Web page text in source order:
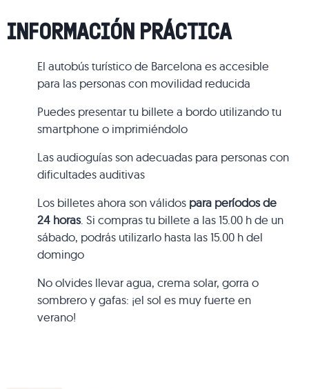
INFORMACIÓN PRÁCTICA
El autobús turístico de Barcelona es accesible
para las personas con movilidad reducida
Puedes presentar tu billete a bordo utilizando tu
smartphone o imprimiéndolo
Las audioguías son adecuadas para personas con
dificultades auditivas
Los billetes ahora son válidos para períodos de
24 horas. Si compras tu billete a las 15.00 h de un
sábado, podrás utilizarlo hasta las 15.00 h del
domingo
No olvides llevar agua, crema solar, gorra o
sombrero y gafas: ¡el sol es muy fuerte en
verano!